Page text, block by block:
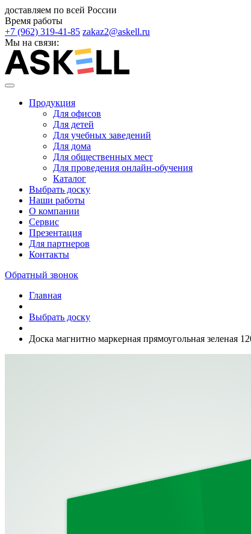
доставляем по всей России
Время работы
+7 (962) 319-41-85 zakaz2@askell.ru
Мы на связи:
Продукция
Для офисов
Для детей
Для учебных заведений
Для дома
Для общественных мест
Для проведения онлайн-обучения
Каталог
Выбрать доску
Наши работы
О компании
Сервис
Презентация
Для партнеров
Контакты
Обратный звонок
Главная
Выбрать доску
Доска магнитно маркерная прямоугольная зеленая